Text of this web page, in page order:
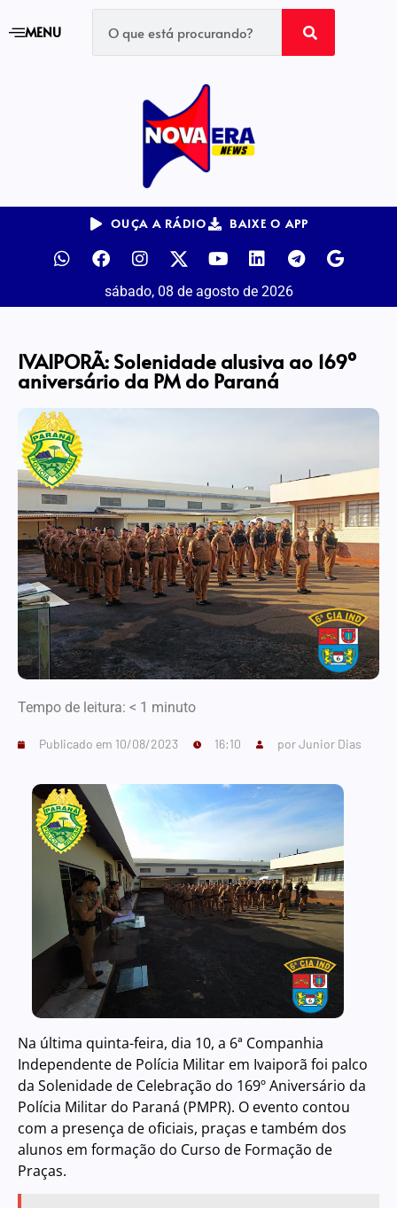
MENU
OUÇA A RÁDIO BAIXE O APP
sábado, 08 de agosto de 2026
IVAIPORÃ: Solenidade alusiva ao 169º
aniversário da PM do Paraná
Tempo de leitura: < 1 minuto
Publicado em 10/08/2023 16:10 porJunior Dias
Na última quinta-feira, dia 10, a 6ª Companhia
Independente de Polícia Militar em Ivaiporã foi palco
da Solenidade de Celebração do 169º Aniversário da
Polícia Militar do Paraná (PMPR). O evento contou
com a presença de oficiais, praças e também dos
alunos em formação do Curso de Formação de
Praças.